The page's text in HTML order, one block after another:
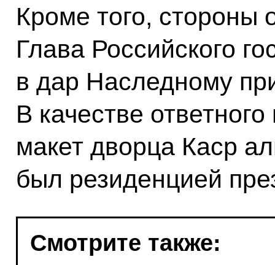
Кроме того, стороны
Глава Российского
в дар Наследному
В качестве
макет дворца Каср
был резиденцией
Смотрите также: